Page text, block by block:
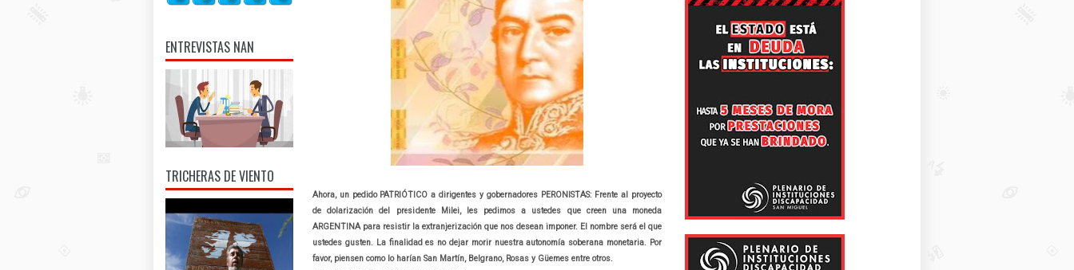
ENTREVISTAS NAN
TRICHERAS DE VIENTO
Ahora, un pedido PATRIÓTICO a dirigentes y gobernadores PERONISTAS: Frente al proyecto
de dolarización del presidente Milei, les pedimos a ustedes que creen una moneda
ARGENTINA para resistir la extranjerización que nos desean imponer. El nombre será el que
ustedes gusten. La finalidad es no dejar morir nuestra autonomía soberana monetaria. Por
favor, piensen como lo harían San Martín, Belgrano, Rosas y Güemes entre otros.